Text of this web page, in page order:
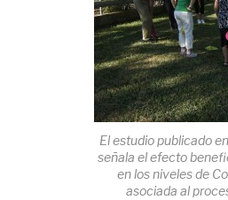
El estudio publicado
señala el efecto
en los niveles de
asociada al